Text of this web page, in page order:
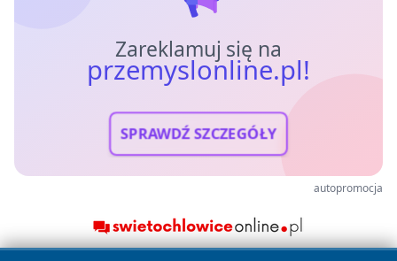
Zareklamuj się na
przemyslonline.pl!
SPRAWDŹ SZCZEGÓŁY
autopromocja